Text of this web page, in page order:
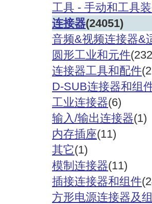
工具 - 手动和工具
连接器(24051)
音频&视频连接器&
圆形工业和元件
连接器工具和配件
D-SUB连接器和组
工业连接器(6)
输入/输出连接器(1)
内存插座(11)
其它(1)
模制连接器(11)
插接连接器和组件
方形电源连接器及